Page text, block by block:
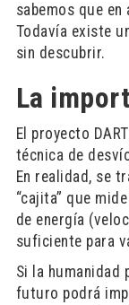
sabemos que en
Todavía existe
sin descubrir.
La
El proyecto
técnica de
En realidad, se
“cajita” que
de energía
suficiente para
Si la humanidad
futuro podrá